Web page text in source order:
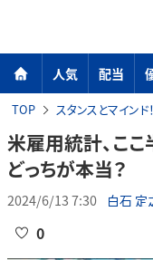
人気 配当
TOP スタンスとマイン
米雇用統計、こ
どっちが本当？
2024/6/13 7:30 白石 定
0